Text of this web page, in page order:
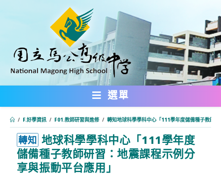
內
選單
/ F.好學資訊 / F01.教師研習與進修 / 轉知地球科學學科中心「111學年度儲備種子教師
轉知 地球科學學科中心「111學年度
儲備種子教師研習：地震課程示例分
享與振動平台應用」